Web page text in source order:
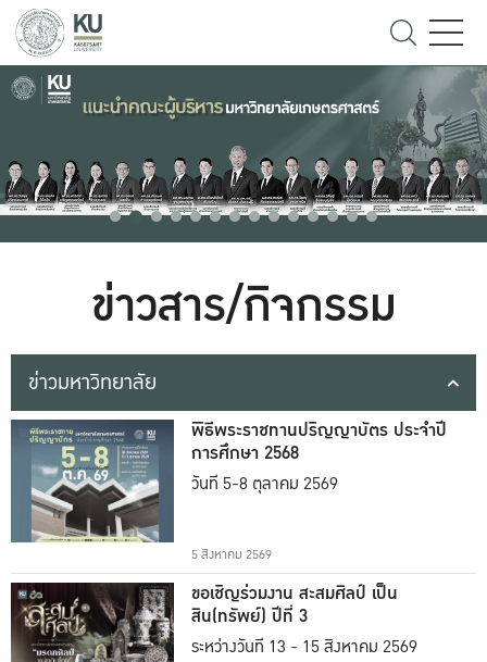
ข่าวสาร/กิจกรรม
ข่าวมหาวิทยาลัย
พิธีพระราชทานปริญญาบัตร ประจำปี
การศึกษา 2568
วันที่ 5-8 ตุลาคม 2569
5 สิงหาคม 2569
ขอเชิญร่วมงาน สะสมศิลป์ เป็น
สิน(ทรัพย์) ปีที่ 3
ระหว่างวันที่ 13 - 15 สิงหาคม 2569